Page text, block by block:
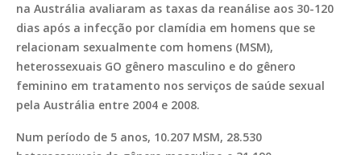
na Austrália avaliaram as taxas da reanálise aos 30-120
dias após a infecção por clamídia em homens que se
relacionam sexualmente com homens (MSM),
heterossexuais GO gênero masculino e do gênero
feminino em tratamento nos serviços de saúde sexual
pela Austrália entre 2004 e 2008.
Num período de 5 anos, 10.207 MSM, 28.530